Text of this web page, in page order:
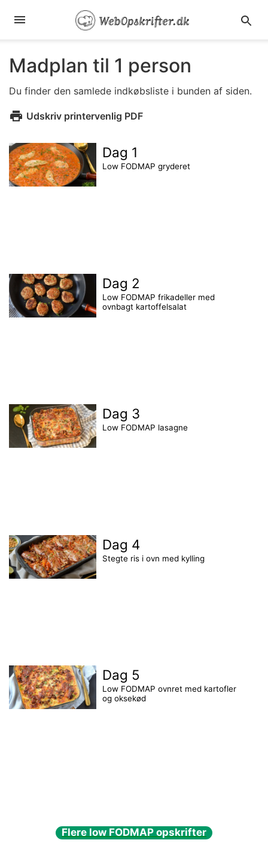
Madplan til 1 person
Du finder den samlede indkøbsliste i bunden af siden.
Udskriv printervenlig PDF
Dag 1
Low FODMAP gryderet
Dag 2
Low FODMAP frikadeller med
ovnbagt kartoffelsalat
Dag 3
Low FODMAP lasagne
Dag 4
Stegte ris i ovn med kylling
Dag 5
Low FODMAP ovnret med kartofler
og oksekød
Flere low FODMAP opskrifter